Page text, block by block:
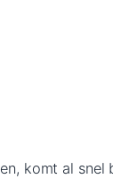
komt al snel